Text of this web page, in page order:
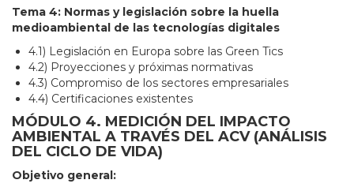
Tema 4: Normas y legislación sobre la huella
medioambiental de las tecnologías digitales
4.1) Legislación en Europa sobre las Green Tics
4.2) Proyecciones y próximas normativas
4.3) Compromiso de los sectores empresariales
4.4) Certificaciones existentes
MÓDULO 4. MEDICIÓN DEL IMPACTO
AMBIENTAL A TRAVÉS DEL ACV (ANÁLISIS
DEL CICLO DE VIDA)
Objetivo general: